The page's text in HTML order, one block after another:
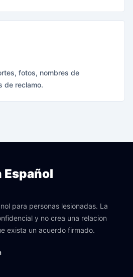
fotos, nombres de
de reclamo.
Español
para personas lesionadas. La
y no crea una relacion
exista un acuerdo firmado.